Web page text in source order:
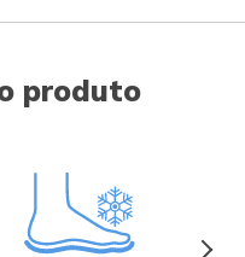
produto